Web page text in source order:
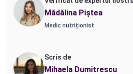
Mădălina Piștea
Medic nutriționist
Scris de
Mihaela Dumitrescu